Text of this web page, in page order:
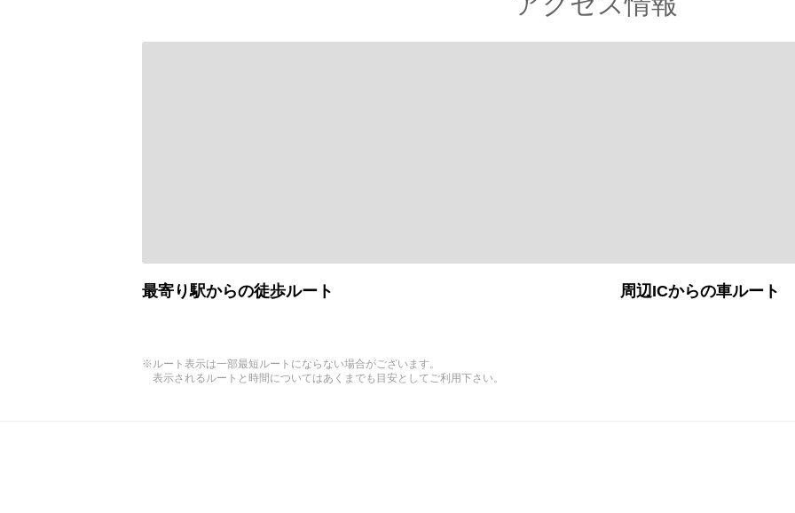
最寄り駅からの徒歩ルート 周辺ICからの車ルート
※ルート表示は一部最短ルートにならない場合がございます。
表示されるルートと時間についてはあくまでも目安としてご利用下さい。